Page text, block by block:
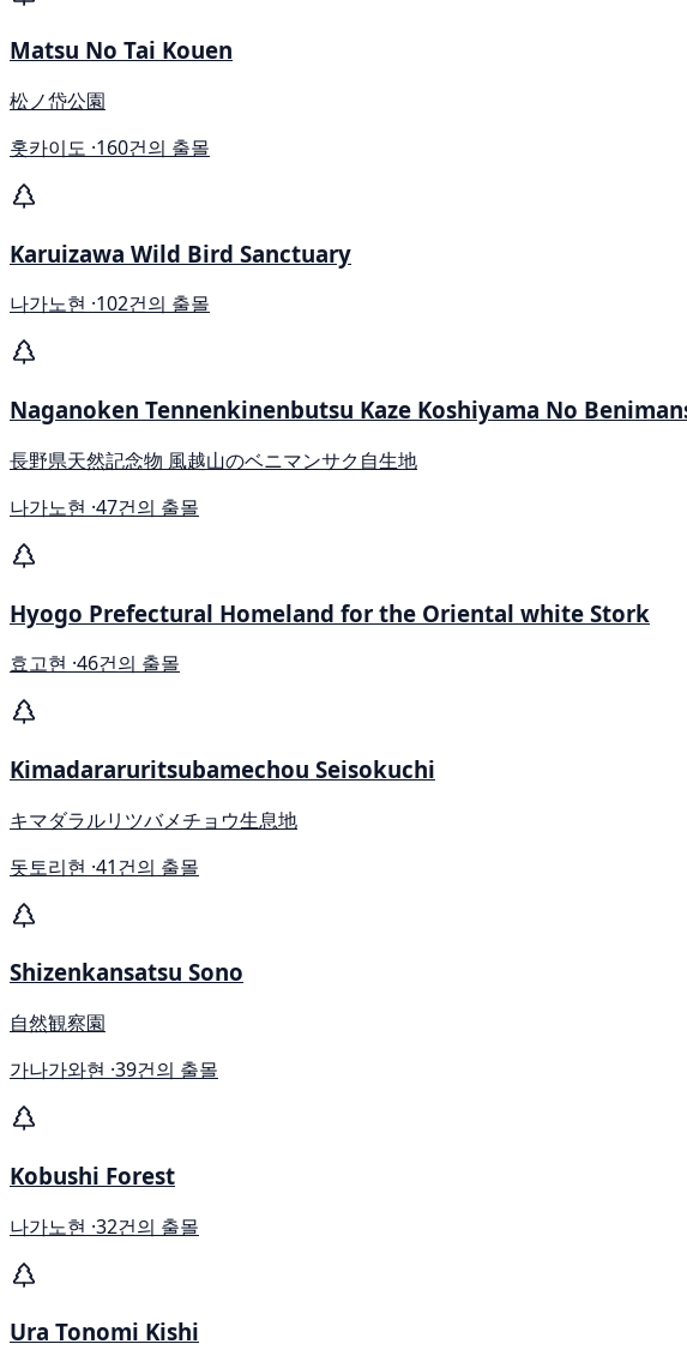
Matsu No Tai Kouen
松ノ岱公園
홋카이도 ·160건의 출몰
Karuizawa Wild Bird Sanctuary
나가노현 ·102건의 출몰
Naganoken Tennenkinenbutsu Kaze Koshiyama No
長野県天然記念物 風越山のベニマンサク自生地
나가노현 ·47건의 출몰
Hyogo Prefectural Homeland for the Oriental white Stork
효고현 ·46건의 출몰
Kimadararuritsubamechou Seisokuchi
キマダラルリツバメチョウ生息地
돗토리현 ·41건의 출몰
Shizenkansatsu Sono
自然観察園
가나가와현 ·39건의 출몰
Kobushi Forest
나가노현 ·32건의 출몰
Ura Tonomi Kishi